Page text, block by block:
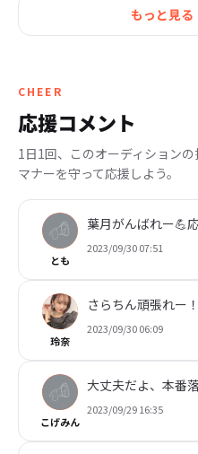
もっと見る
CHEER
応援コメント
1日1回、このオーディションの
マナーを守って応援しよう。
とも
葉月がんばれー💪
2023/09/30 07:51
玲奈
さらちん頑張れー
2023/09/30 06:09
こげみん
大丈夫だよ、本番
2023/09/29 16:35